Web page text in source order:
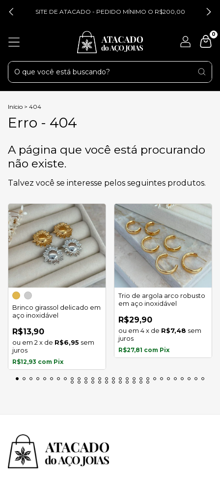
SITE DE ATACADO - PEDIDO MÍNIMO O R$200,00
0
Início > 404
Erro - 404
A página que você está procurando
não existe.
Talvez você se interesse pelos seguintes produtos.
Brinco girassol delicado em
aço inoxidável
R$13,90
2 x de R$6,95 sem
juros
R$12,93 com Pix
Trio de argola arco robusto
em aço inoxidável
R$29,90
4x de R$7,48 sem
juros
R$27,81 com Pix